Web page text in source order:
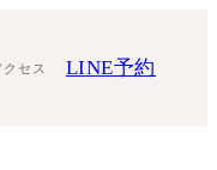
クセス LINE予約